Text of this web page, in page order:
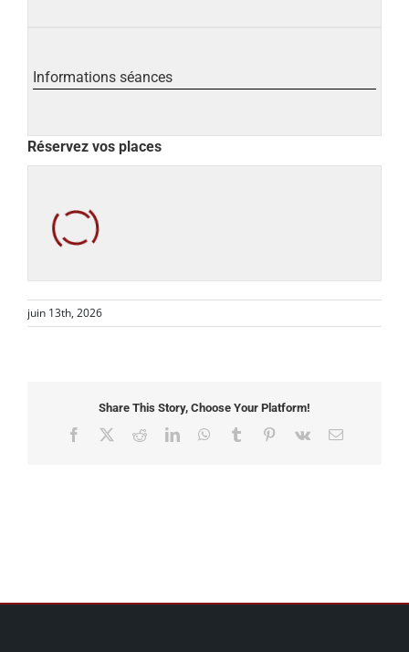
Informations séances
Réservez vos places
juin 13th, 2026
Share This Story, Choose Your Platform!
Facebook RedditLinkedInWhatsApp
Tumblr Pinterest
Vk Email